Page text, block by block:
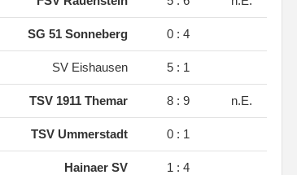
SG 51 Sonneberg 0 : 4
SV Eishausen 5 : 1
TSV 1911 Themar 8 : 9 n.E.
TSV Ummerstadt 0 : 1
Hainaer SV 1 : 4